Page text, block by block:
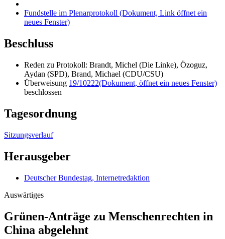
Fundstelle im Plenarprotokoll (Dokument, Link öffnet ein
neues Fenster)
Beschluss
Reden zu Protokoll: Brandt, Michel (Die Linke), Özoguz,
Aydan (SPD), Brand, Michael (CDU/CSU)
Überweisung 19/10222(Dokument, öffnet ein neues Fenster)
beschlossen
Tagesordnung
Sitzungsverlauf
Herausgeber
Deutscher Bundestag, Internetredaktion
Auswärtiges
Grünen-Anträge zu Mensche­nrechten in
China abgelehnt